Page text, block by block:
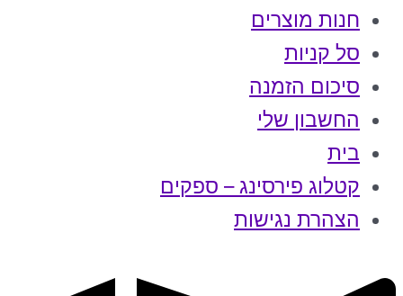
חנות מוצרים
סל קניות
סיכום הזמנה
החשבון שלי
בית
קטלוג פירסינג – ספקים
הצהרת נגישות